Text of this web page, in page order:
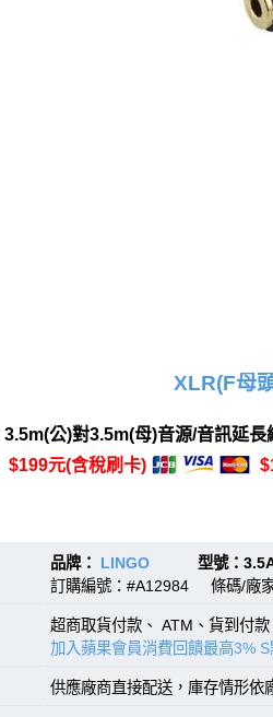
XLR(F母
公)對3.5m(母)音源/音訊延長
$199元(含稅刷卡)
品牌： LINGO 型號：
訂購編號：#A12984 條碼/廠
超商取貨付款、 ATM、貨到付
加入蘋果會員消費回饋最高3% S
供應廠商直接配送，庫存情形依